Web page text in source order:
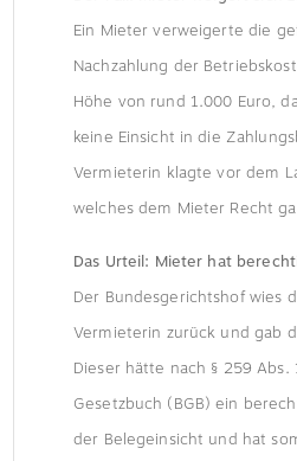
Ein Mieter verweigerte die
Nachzahlung der
Höhe von rund 1.000 Euro,
keine Einsicht in die
Vermieterin klagte vor dem
welches dem Mieter Recht
Das Urteil: Mieter hat
Der Bundesgerichtshof wies
Vermieterin zurück und gab
Dieser hätte nach § 259 Abs.
Gesetzbuch (BGB) ein
der Belegeinsicht und hat